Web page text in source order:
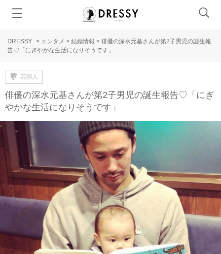
DRESSY > エンタメ > 結婚情報 > 俳優の深水元基さんが第2子男児の誕生報
告♡「にぎやかな生活になりそうです」
芸能人
俳優の深水元基さんが第2子男児の誕生報告♡「にぎ
やかな生活になりそうです」